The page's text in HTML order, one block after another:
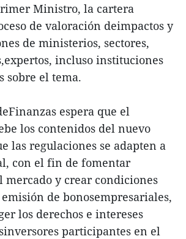
Ministro, la cartera
de valoración deimpactos y
de ministerios, sectores,
incluso instituciones
sobre el tema.
espera que el
los contenidos del nuevo
las regulaciones se adapten a
con el fin de fomentar
mercado y crear condiciones
de bonosempresariales,
los derechos e intereses
participantes en el